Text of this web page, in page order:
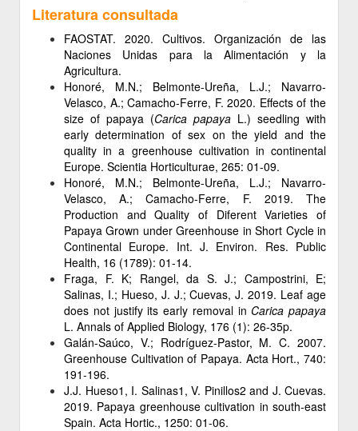
Literatura consultada
FAOSTAT. 2020. Cultivos. Organización de las
Naciones Unidas para la Alimentación y la
Agricultura.
Honoré, M.N.; Belmonte-Ureña, L.J.; Navarro-
Velasco, A.; Camacho-Ferre, F. 2020. Effects of the
size of papaya (Carica papaya L.) seedling with
early determination of sex on the yield and the
quality in a greenhouse cultivation in continental
Europe. Scientia Horticulturae, 265: 01-09.
Honoré, M.N.; Belmonte-Ureña, L.J.; Navarro-
Velasco, A.; Camacho-Ferre, F. 2019. The
Production and Quality of Diferent Varieties of
Papaya Grown under Greenhouse in Short Cycle in
Continental Europe. Int. J. Environ. Res. Public
Health, 16 (1789): 01-14.
Fraga, F. K; Rangel, da S. J.; Campostrini, E;
Salinas, I.; Hueso, J. J.; Cuevas, J. 2019. Leaf age
does not justify its early removal in Carica papaya
L. Annals of Applied Biology, 176 (1): 26-35p.
Galán-Saúco, V.; Rodríguez-Pastor, M. C. 2007.
Greenhouse Cultivation of Papaya. Acta Hort., 740:
191-196.
J.J. Hueso1, I. Salinas1, V. Pinillos2 and J. Cuevas.
2019. Papaya greenhouse cultivation in south-east
Spain. Acta Hortic., 1250: 01-06.